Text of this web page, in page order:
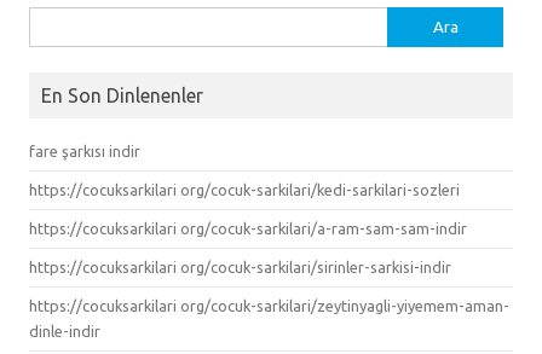
En Son Dinlenenler
fare şarkısı indir
https://cocuksarkilari org/cocuk-sarkilari/kedi-sarkilari-sozleri
https://cocuksarkilari org/cocuk-sarkilari/a-ram-sam-sam-indir
https://cocuksarkilari org/cocuk-sarkilari/sirinler-sarkisi-indir
https://cocuksarkilari org/cocuk-sarkilari/zeytinyagli-yiyemem-aman-
dinle-indir